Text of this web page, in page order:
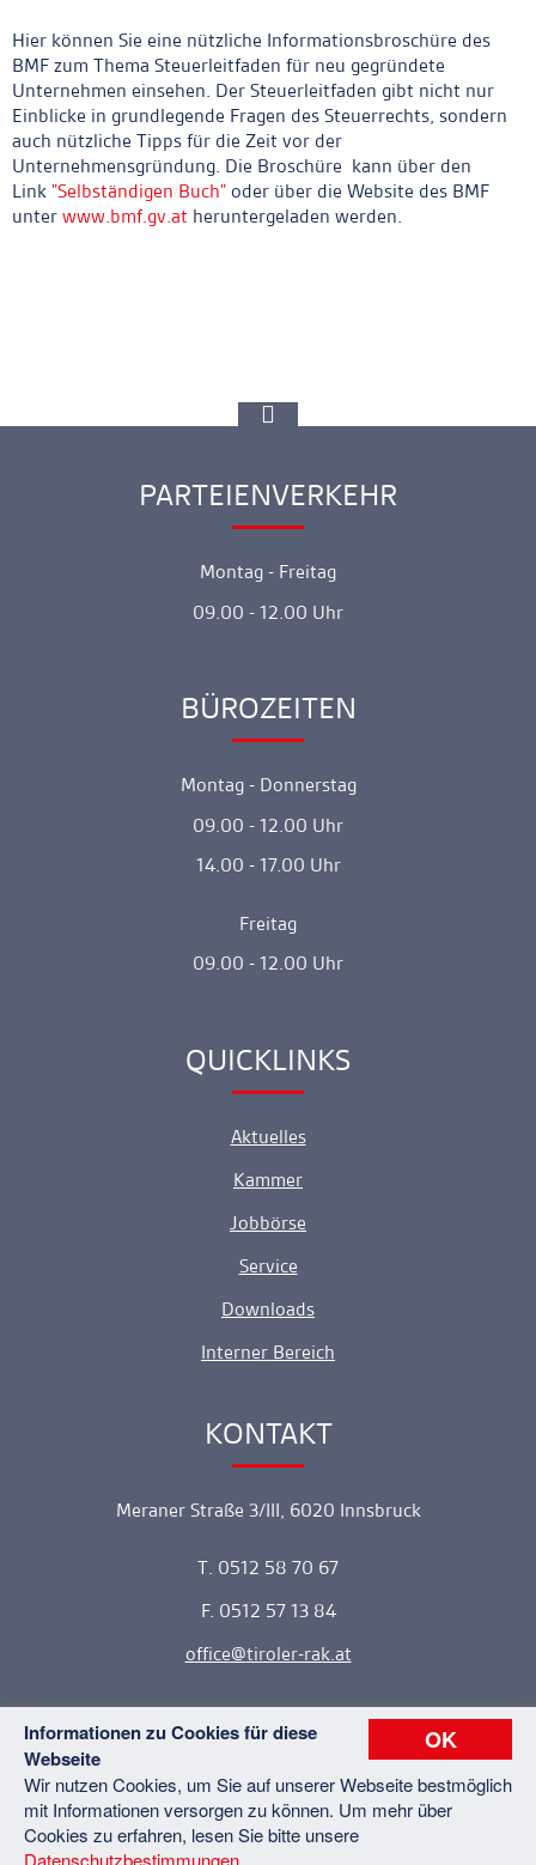
OK
Informationen zu Cookies für diese
Webseite
Wir nutzen Cookies, um Sie auf unserer Webseite bestmöglich
mit Informationen versorgen zu können. Um mehr über
Cookies zu erfahren, lesen Sie bitte unsere
Datenschutzbestimmungen
Hier können Sie eine nützliche Informationsbroschüre des
BMF zum Thema Steuerleitfaden für neu gegründete
Unternehmen einsehen. Der Steuerleitfaden gibt nicht nur
Einblicke in grundlegende Fragen des Steuerrechts, sondern
auch nützliche Tipps für die Zeit vor der
Unternehmensgründung. Die Broschüre kann über den
Link"Selbständigen Buch"oder über die Website des BMF
unterwww.bmf.gv.at heruntergeladen werden.
Ankerlink
PARTEIENVERKEHR
Montag - Freitag
09.00 - 12.00 Uhr
Ankerlink
BÜROZEITEN
Montag - Donnerstag
09.00 - 12.00 Uhr
14.00 - 17.00 Uhr
Freitag
09.00 - 12.00 Uhr
Ankerlink
QUICKLINKS
Aktuelles
Kammer
Jobbörse
Service
Downloads
Interner Bereich
Ankerlink
KONTAKT
Meraner Straße 3/III, 6020 Innsbruck
T. 0512 58 70 67
F. 0512 57 13 84
office
tiroler-rak.at
Copyright © 2026 Tiroler Rechtsanwaltskammer. Alle Rechte
vorbehalten.
Kontakt
Datenschutz Impressum
zur